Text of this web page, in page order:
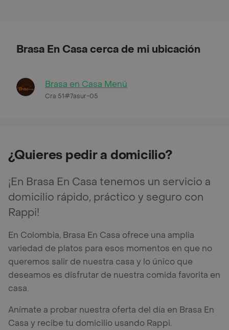
Brasa En Casa cerca de mi ubicación
Brasa en Casa Menú
Cra 51#7asur-05
¿Quieres pedir a domicilio?
¡En Brasa En Casa tenemos un servicio a
domicilio rápido, práctico y seguro con
Rappi!
En Colombia, Brasa En Casa ofrece una amplia
variedad de platos para esos momentos en que no
queremos salir de nuestra casa y lo único que
deseamos es disfrutar de nuestra comida favorita en
casa.
Anímate a probar nuestra oferta del día en Brasa En
Casa y recibe tu domicilio usando Rappi.